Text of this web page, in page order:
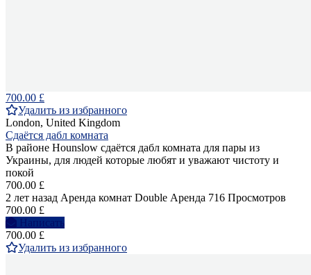
700.00 £
Удалить из избранного
London, United Kingdom
Сдаётся дабл комната
В районе Hounslow сдаётся дабл комната для пары из
Украины, для людей которые любят и уважают чистоту и
покой
700.00 £
2 лет назад Аренда комнат Double Аренда 716 Просмотров
700.00 £
Написать
700.00 £
Удалить из избранного